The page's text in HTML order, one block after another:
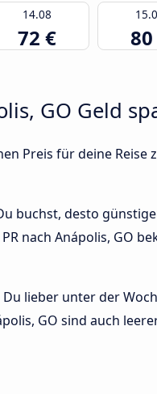
14.08
72 €
GO Geld
Preis für deine Reise
buchst, desto
nach Anápolis, GO
lieber unter der
GO sind auch